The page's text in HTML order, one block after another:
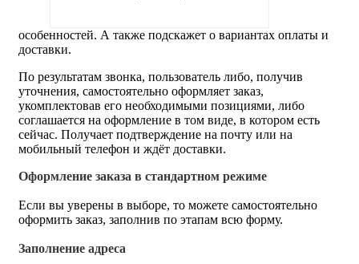
особенностей. А также подскажет о вариантах оплаты и
доставки.
По результатам звонка, пользователь либо, получив
уточнения, самостоятельно оформляет заказ,
укомплектовав его необходимыми позициями, либо
соглашается на оформление в том виде, в котором есть
сейчас. Получает подтверждение на почту или на
мобильный телефон и ждёт доставки.
Оформление заказа в стандартном режиме
Если вы уверены в выборе, то можете самостоятельно
оформить заказ, заполнив по этапам всю форму.
Заполнение адреса